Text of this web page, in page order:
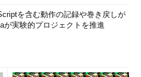
を含む動作の記録や巻き戻しが
が実験的プロジェクトを推進